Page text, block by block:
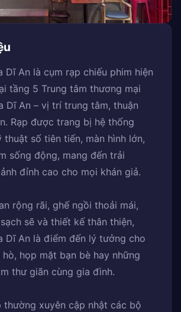
Dĩ An là cụm rạp chiếu phim hiện
tầng 5 Trung tâm thương mại
Dĩ An – vị trí trung tâm, thuận
Rạp được trang bị hệ thống
thuật số tiên tiến, màn hình lớn,
sống động, mang đến trải
đỉnh cao cho mọi khán giả.
rộng rãi, ghế ngồi thoải mái,
sẽ và thiết kế thân thiện,
Dĩ An là điểm đến lý tưởng cho
họp mặt bạn bè hay những
thư giãn cùng gia đình.
thường xuyên cập nhật các bộ